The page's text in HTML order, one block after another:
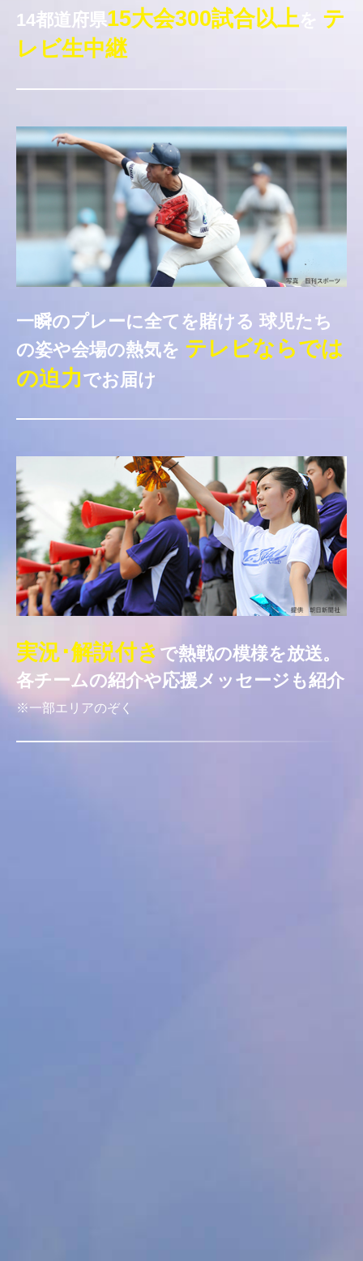
14都道府県15大会300試合以上を
テ
レビ生中継
一瞬のプレーに全てを賭ける 球児たち
の姿や会場の熱気を テレビならでは
の迫力でお届け
実況･解説付き で熱戦の模様を放送。
各チームの紹介や応援メッセージも紹介
※一部エリアのぞく